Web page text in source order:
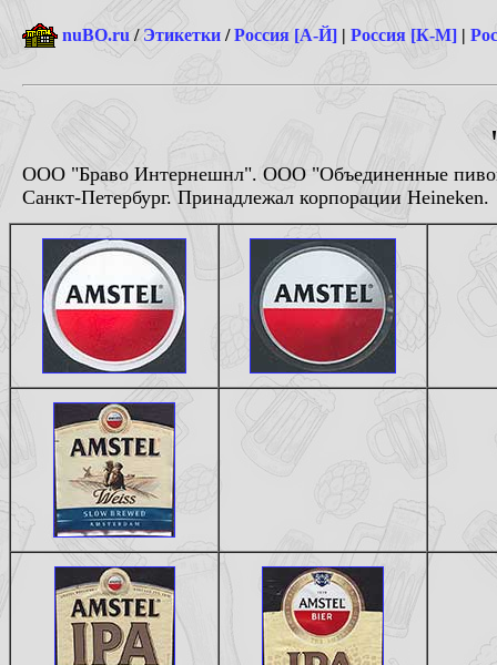
nuBO.ru /Этикетки /Россия [А-Й] | Россия [К-М] |
ООО "Браво Интернешнл". ООО "Объединенные
Санкт-Петербург. Принадлежал корпорации Heineken.